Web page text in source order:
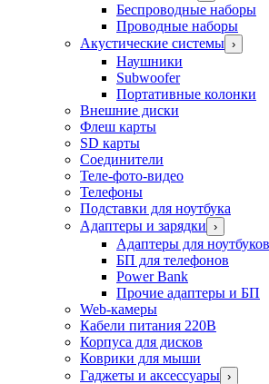
Беспроводные наборы
Проводные наборы
Акустические системы ›
Наушники
Subwoofer
Портативные колонки
Внешние диски
Флеш карты
SD карты
Соединители
Теле-фото-видео
Телефоны
Подставки для ноутбука
Адаптеры и зарядки ›
Адаптеры для ноутбуков
БП для телефонов
Power Bank
Прочие адаптеры и БП
Web-камеры
Кабели питания 220В
Корпуса для дисков
Коврики для мыши
Гаджеты и аксессуары ›